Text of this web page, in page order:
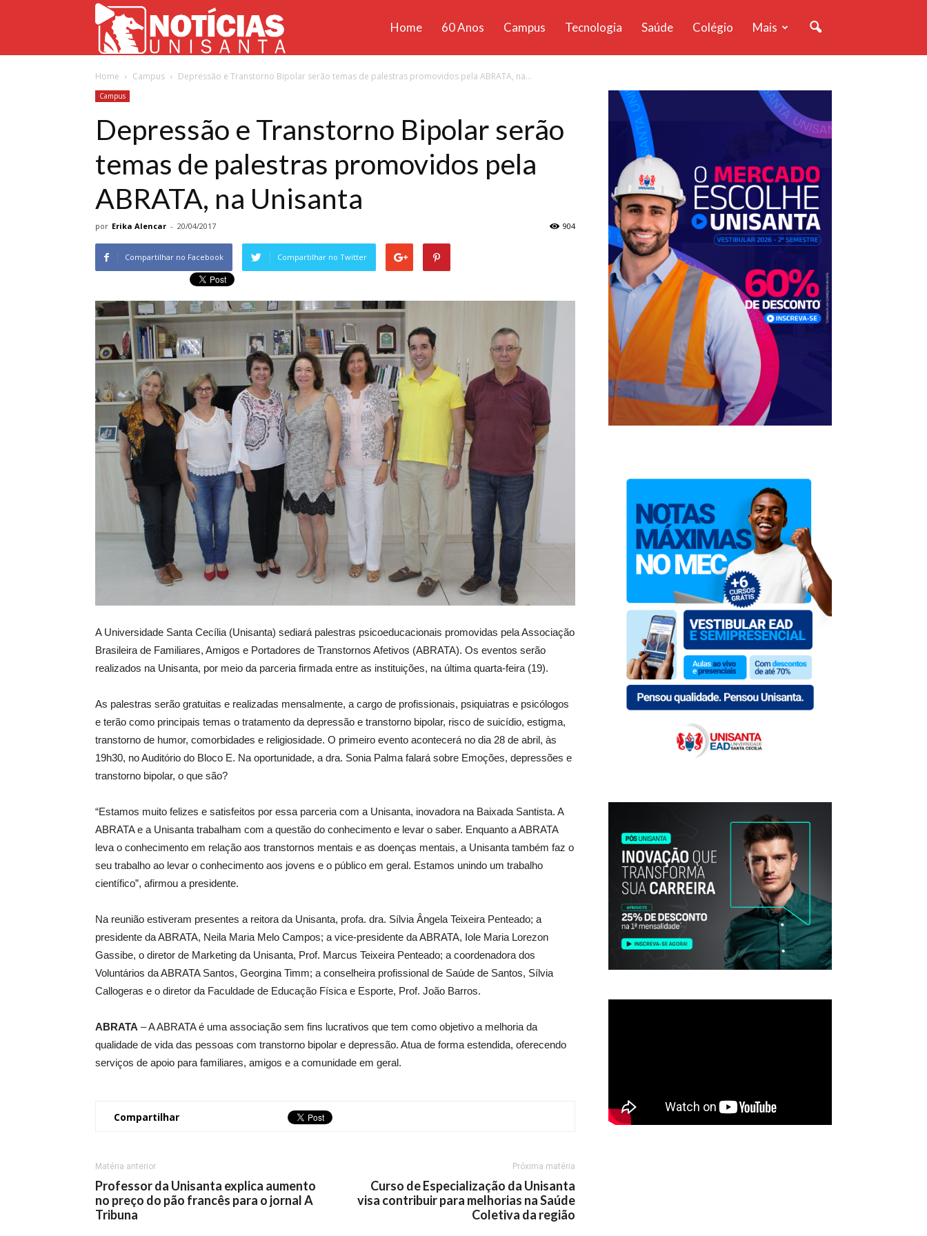
Unisanta
Home 60 Anos Campus Tecnologia Saúde Colégio Mais
Home Campus Depressão e Transtorno Bipolar serão temas de palestras promovidos pela ABRATA, na...
Campus
Depressão e Transtorno Bipolar serão
temas de palestras promovidos pela
ABRATA, na Unisanta
por Erika Alencar - 20/04/2017 904
Compartilhar no Facebook Compartilhar no Twitter
A Universidade Santa Cecília (Unisanta) sediará palestras psicoeducacionais promovidas pela Associação
Brasileira de Familiares, Amigos e Portadores de Transtornos Afetivos (ABRATA). Os eventos serão
realizados na Unisanta, por meio da parceria firmada entre as instituições, na última quarta-feira (19).
As palestras serão gratuitas e realizadas mensalmente, a cargo de profissionais, psiquiatras e psicólogos
e terão como principais temas o tratamento da depressão e transtorno bipolar, risco de suicídio, estigma,
transtorno de humor, comorbidades e religiosidade. O primeiro evento acontecerá no dia 28 de abril, às
19h30, no Auditório do Bloco E. Na oportunidade, a dra. Sonia Palma falará sobre Emoções, depressões e
transtorno bipolar, o que são?
“Estamos muito felizes e satisfeitos por essa parceria com a Unisanta, inovadora na Baixada Santista. A
ABRATA e a Unisanta trabalham com a questão do conhecimento e levar o saber. Enquanto a ABRATA
leva o conhecimento em relação aos transtornos mentais e as doenças mentais, a Unisanta também faz o
seu trabalho ao levar o conhecimento aos jovens e o público em geral. Estamos unindo um trabalho
científico”, afirmou a presidente.
Na reunião estiveram presentes a reitora da Unisanta, profa. dra. Sílvia Ângela Teixeira Penteado; a
presidente da ABRATA, Neila Maria Melo Campos; a vice-presidente da ABRATA, Iole Maria Lorezon
Gassibe, o diretor de Marketing da Unisanta, Prof. Marcus Teixeira Penteado; a coordenadora dos
Voluntários da ABRATA Santos, Georgina Timm; a conselheira profissional de Saúde de Santos, Sílvia
Callogeras e o diretor da Faculdade de Educação Física e Esporte, Prof. João Barros.
ABRATA – A ABRATA é uma associação sem fins lucrativos que tem como objetivo a melhoria da
qualidade de vida das pessoas com transtorno bipolar e depressão. Atua de forma estendida, oferecendo
serviços de apoio para familiares, amigos e a comunidade em geral.
Compartilhar
Matéria anterior
Professor da Unisanta explica aumento
no preço do pão francês para o jornal A
Tribuna
Próxima matéria
Curso de Especialização da Unisanta
visa contribuir para melhorias na Saúde
Coletiva da região